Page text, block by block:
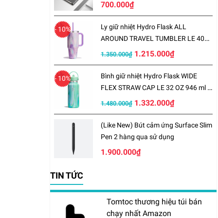
700.000₫
Ly giữ nhiệt Hydro Flask ALL
AROUND TRAVEL TUMBLER LE 40
OZ 1183 ml – LE-S25TT40
1.350.000₫ 1.215.000₫
- 10%
Bình giữ nhiệt Hydro Flask WIDE
FLEX STRAW CAP LE 32 OZ 946 ml –
LE-S25W32
1.480.000₫ 1.332.000₫
- 10%
(Like New) Bút cảm ứng Surface Slim
Pen 2 hàng qua sử dụng
1.900.000₫
TIN TỨC
Tomtoc thương hiệu túi bán
chạy nhất Amazon